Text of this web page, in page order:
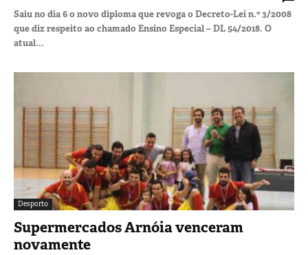
Saiu no dia 6 o novo diploma que revoga o Decreto-Lei n.º 3/2008
que diz respeito ao chamado Ensino Especial – DL 54/2018. O
atual...
Desporto
Supermercados Arnóia venceram
novamente